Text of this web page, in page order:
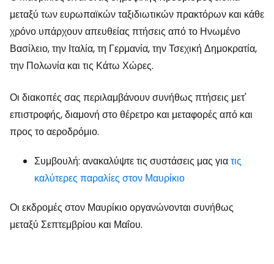
μεταξύ των ευρωπαϊκών ταξιδιωτικών πρακτόρων και κάθε
χρόνο υπάρχουν απευθείας πτήσεις από το Ηνωμένο
Βασίλειο, την Ιταλία, τη Γερμανία, την Τσεχική Δημοκρατία,
την Πολωνία και τις Κάτω Χώρες.
Οι διακοπές σας περιλαμβάνουν συνήθως πτήσεις μετ'
επιστροφής, διαμονή στο θέρετρο και μεταφορές από και
προς το αεροδρόμιο.
Συμβουλή: ανακαλύψτε τις συστάσεις μας γιατις
καλύτερες παραλίες στον Μαυρίκιο
Οι εκδρομές στον Μαυρίκιο οργανώνονται συνήθως
μεταξύ Σεπτεμβρίου και Μαΐου.